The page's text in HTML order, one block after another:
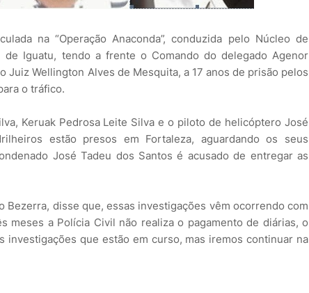
na “Operação Anaconda”, conduzida pelo Núcleo de
de Iguatu, tendo a frente o Comando do delegado Agenor
Juiz Wellington Alves de Mesquita, a 17 anos de prisão pelos
o tráfico.
Keruak Pedrosa Leite Silva e o piloto de helicóptero José
estão presos em Fortaleza, aguardando os seus
José Tadeu dos Santos é acusado de entregar as
Bezerra, disse que, essas investigações vêm ocorrendo com
meses a Polícia Civil não realiza o pagamento de diárias, o
investigações que estão em curso, mas iremos continuar na